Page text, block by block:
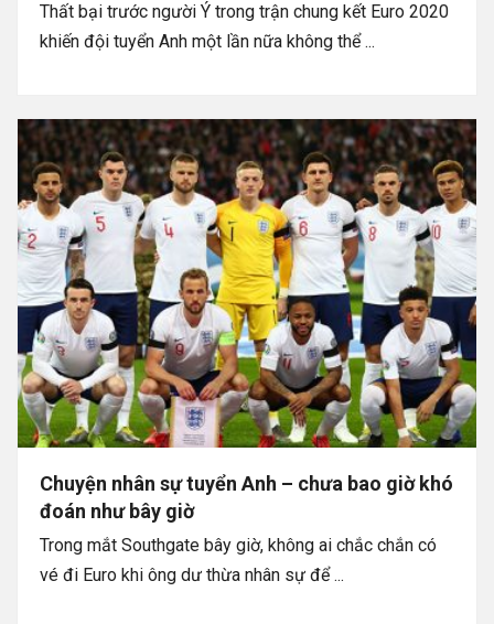
Thất bại trước người Ý trong trận chung kết Euro 2020
khiến đội tuyển Anh một lần nữa không thể ...
Chuyện nhân sự tuyển Anh – chưa bao giờ khó
đoán như bây giờ
Trong mắt Southgate bây giờ, không ai chắc chắn có
vé đi Euro khi ông dư thừa nhân sự để ...